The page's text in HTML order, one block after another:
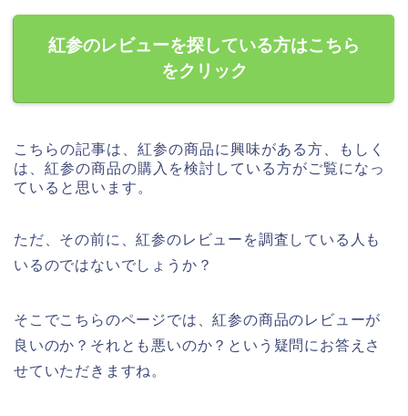
紅参のレビューを探している方はこちら
をクリック
こちらの記事は、紅参の商品に興味がある方、もしく
は、紅参の商品の購入を検討している方がご覧になっ
ていると思います。
ただ、その前に、紅参のレビューを調査している人も
いるのではないでしょうか？
そこでこちらのページでは、紅参の商品のレビューが
良いのか？それとも悪いのか？という疑問にお答えさ
せていただきますね。